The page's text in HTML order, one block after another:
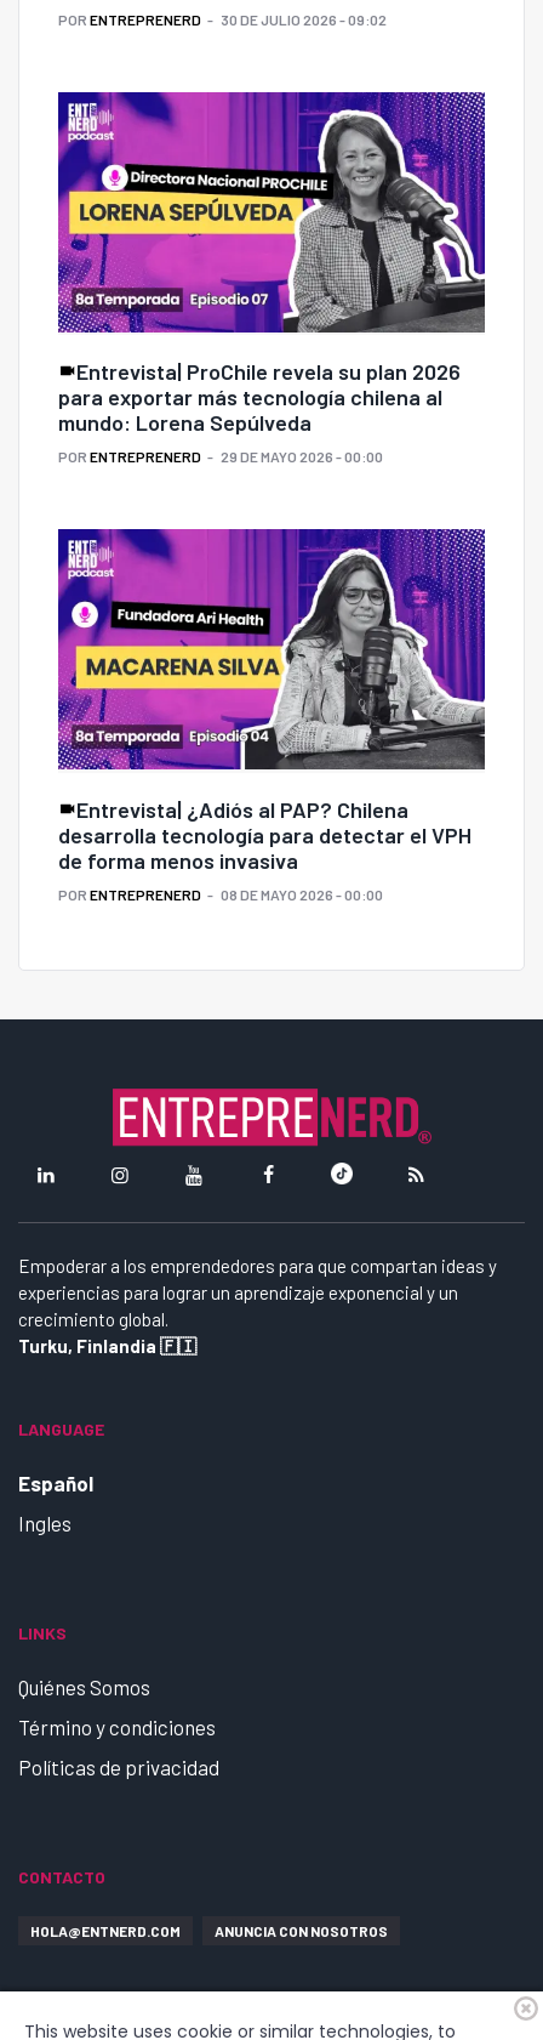
POR ENTREPRENERD 30 DE JULIO 2026 - 09:02
Entrevista| ProChile revela su plan 2026
para exportar más tecnología chilena al
mundo: Lorena Sepúlveda
POR ENTREPRENERD 29 DE MAYO 2026 - 00:00
Entrevista| ¿Adiós al PAP? Chilena
desarrolla tecnología para detectar el VPH
de forma menos invasiva
POR ENTREPRENERD 08 DE MAYO 2026 - 00:00
Empoderar a los emprendedores para que compartan ideas y
experiencias para lograr un aprendizaje exponencial y un
crecimiento global.
Turku, Finlandia 🇫🇮
LANGUAGE
Español
Ingles
LINKS
Quiénes Somos
Término y condiciones
Políticas de privacidad
CONTACTO
HOLA@ENTNERD.COM ANUNCIA CON NOSOTROS
This website uses cookie or similar technologies, to